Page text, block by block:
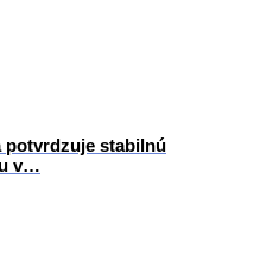
potvrdzuje stabilnú
v…